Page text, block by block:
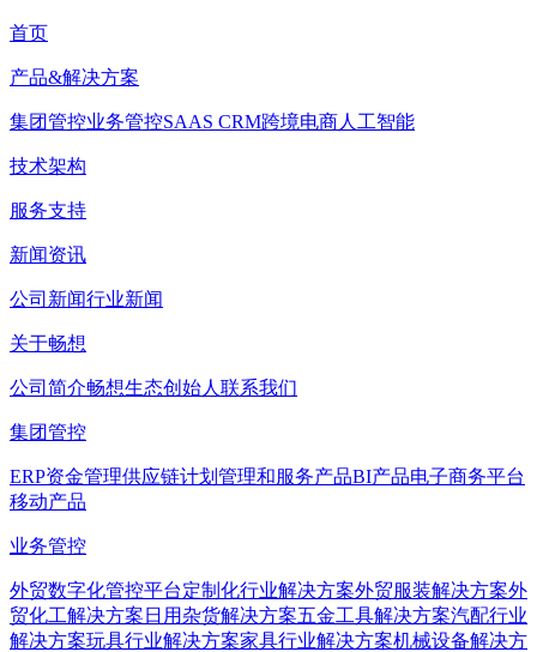
首页
产品&解决方案
集团管控业务管控SAAS CRM跨境电商人工智能
技术架构
服务支持
新闻资讯
公司新闻行业新闻
关于畅想
公司简介畅想生态创始人 联系我们
集团管控
ERP资金管理供应链计划管理和服务产品BI产品电子商务平台
移动产品
业务管控
外贸数字化管控平台定制化行业解决方案外贸服装解决方案外
贸化工解决方案 日用杂货解决方案五金工具解决方案汽配行业
解决方案玩具行业解决方案家具行业解决方案机械设备解决方